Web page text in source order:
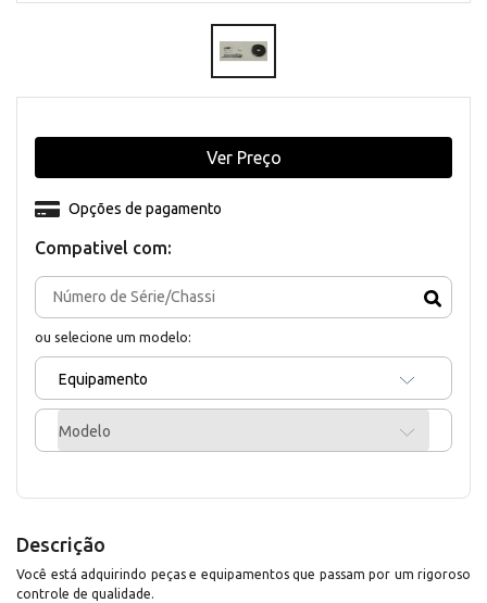
Compativel com:
ou selecione um modelo:
Equipamento
Modelo
Opções de pagamento
Ver Preço
Descrição
Você está adquirindo peças e equipamentos que passam por um rigoroso
controle de qualidade.